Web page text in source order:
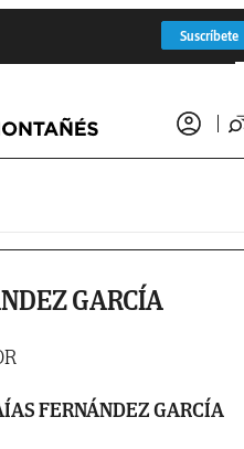
Suscríbete
GARCÍA
FERNÁNDEZ GARCÍA